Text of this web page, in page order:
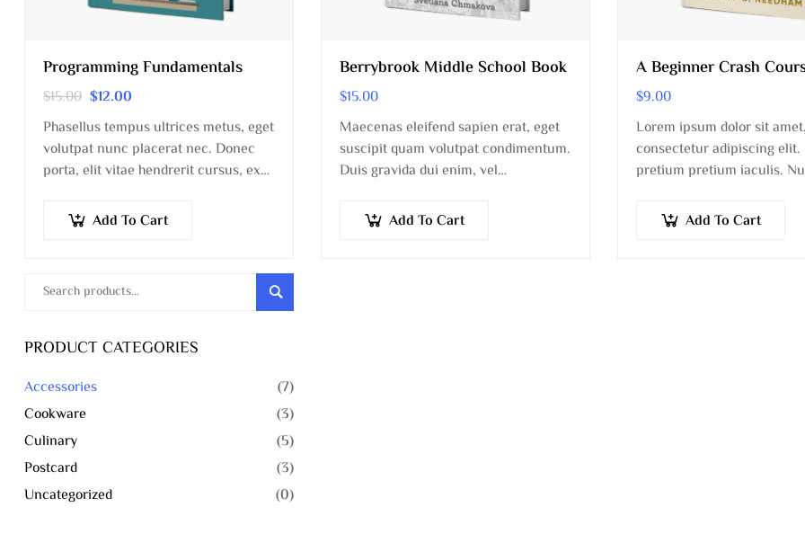
Programming Fundamentals
$15.00 $12.00
Phasellus tempus ultrices metus, eget
volutpat nunc placerat nec. Donec
porta, elit vitae hendrerit cursus, ex
augue arcu sed erat. Donec dignissim
Add To Cart
Berrybrook Middle School Book
$15.00
Maecenas eleifend sapien erat, eget
suscipit quam volutpat condimentum.
Duis gravida dui enim, vel
laoreet volutpat venenatis.
Add To Cart
A Beginner Crash
$9.00
Lorem ipsum dolor sit amet,
consectetur adipiscing elit.
pretium pretium iaculis.
Phasellus ut pulvinar mi.
Add To Cart
Search
PRODUCT CATEGORIES
Accessories
(7)
Cookware
(3)
Culinary
(5)
Postcard
(3)
Uncategorized
(0)